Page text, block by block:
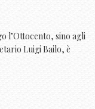
l’Ottocento, sino agli
Luigi Bailo, è